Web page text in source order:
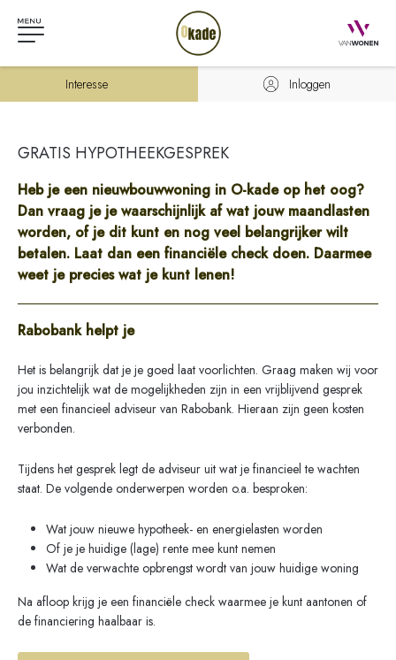
Interesse Inloggen
GRATIS HYPOTHEEKGESPREK
Heb je een nieuwbouwwoning in O-kade op het oog?
Dan vraag je je waarschijnlijk af wat jouw maandlasten
worden, of je dit kunt en nog veel belangrijker wilt
betalen. Laat dan een financiële check doen. Daarmee
weet je precies wat je kunt lenen!
Rabobank helpt je
Het is belangrijk dat je je goed laat voorlichten. Graag maken wij voor
jou inzichtelijk wat de mogelijkheden zijn in een vrijblijvend gesprek
met een financieel adviseur van Rabobank. Hieraan zijn geen kosten
verbonden.
Tijdens het gesprek legt de adviseur uit wat je financieel te wachten
staat. De volgende onderwerpen worden o.a. besproken:
Wat jouw nieuwe hypotheek- en energielasten worden
Of je je huidige (lage) rente mee kunt nemen
Wat de verwachte opbrengst wordt van jouw huidige woning
Na afloop krijg je een financiële check waarmee je kunt aantonen of
de financiering haalbaar is.